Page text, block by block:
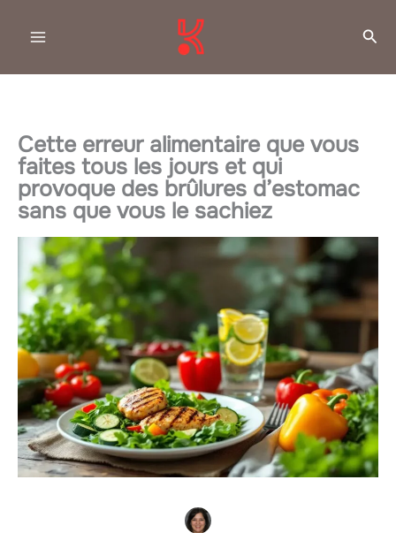
Cette erreur alimentaire que vous
faites tous les jours et qui
provoque des brûlures d’estomac
sans que vous le sachiez